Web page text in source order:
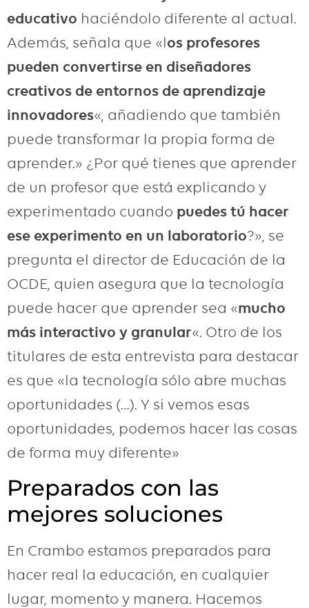
educativo haciéndolo diferente al actual.
Además, señala que «los profesores
pueden convertirse en diseñadores
creativos de entornos de aprendizaje
innovadores«, añadiendo que también
puede transformar la propia forma de
aprender.» ¿Por qué tienes que aprender
de un profesor que está explicando y
experimentado cuando puedes tú hacer
ese experimento en un laboratorio?», se
pregunta el director de Educación de la
OCDE, quien asegura que la tecnología
puede hacer que aprender sea «mucho
más interactivo y granular«. Otro de los
titulares de esta entrevista para destacar
es que «la tecnología sólo abre muchas
oportunidades (…). Y si vemos esas
oportunidades, podemos hacer las cosas
de forma muy diferente»
Preparados con las
mejores soluciones
En Crambo estamos preparados para
hacer real la educación, en cualquier
lugar, momento y manera. Hacemos